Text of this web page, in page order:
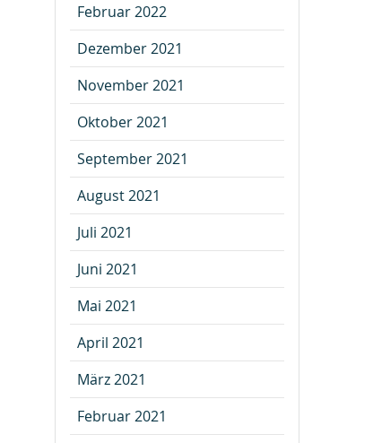
Februar 2022
Dezember 2021
November 2021
Oktober 2021
September 2021
August 2021
Juli 2021
Juni 2021
Mai 2021
April 2021
März 2021
Februar 2021